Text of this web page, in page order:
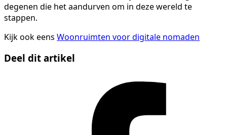
degenen die het aandurven om in deze wereld te
stappen.
Kijk ook eens Woonruimten voor digitale nomaden
Deel dit artikel